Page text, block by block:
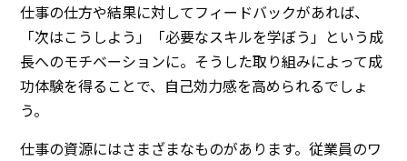
仕事の仕方や結果に対してフィードバックがあれば、
「次はこうしよう」「必要なスキルを学ぼう」という成
長へのモチベーションに。そうした取り組みによって成
功体験を得ることで、自己効力感を高められるでしょ
う。
仕事の資源にはさまざまなものがあります。従業員のワ